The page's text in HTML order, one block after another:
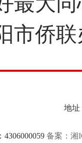
市侨
地址
4306000059 备案：湘